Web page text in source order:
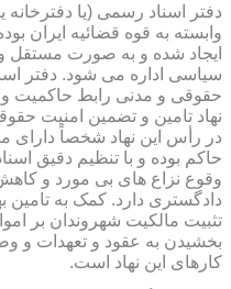
دفتر اسناد رسمی (یا
وابسته به قوه قضائیه ایران
ایجاد شده و به صورت مستقل
سیاسی اداره می شود. دفتر
حقوقی و مدنی رابط حاکمیت و
نهاد تامین و تضمین امنیت
در رأس این نهاد شخصاً دارای
حاکم بوده و با تنظیم دقیق
وقوع نزاع های بی مورد و
دادگستری دارد. کمک به
تثبیت مالکیت شهروندان بر
بخشیدن به عقود و تعهدات و
کارهای این نهاد است.